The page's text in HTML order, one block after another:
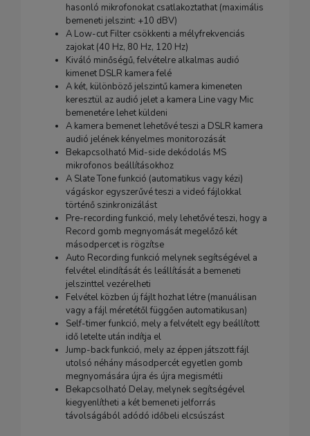
hasonló mikrofonokat csatlakoztathat (maximális
bemeneti jelszint: +10 dBV)
A Low-cut Filter csökkenti a mélyfrekvenciás
zajokat (40 Hz, 80 Hz, 120 Hz)
Kiváló minőségű, felvételre alkalmas audió
kimenet DSLR kamera felé
A két, különböző jelszintű kamera kimeneten
keresztül az audió jelet a kamera Line vagy Mic
bemenetére lehet küldeni
A kamera bemenet lehetővé teszi a DSLR kamera
audió jelének kényelmes monitorozását
Bekapcsolható Mid-side dekódolás MS
mikrofonos beállításokhoz
A Slate Tone funkció (automatikus vagy kézi)
vágáskor egyszerűvé teszi a videó fájlokkal
történő szinkronizálást
Pre-recording funkció, mely lehetővé teszi, hogy a
Record gomb megnyomását megelőző két
másodpercet is rögzítse
Auto Recording funkció melynek segítségével a
felvétel elindítását és leállítását a bemeneti
jelszinttel vezérelheti
Felvétel közben új fájlt hozhat létre (manuálisan
vagy a fájl méretétől függően automatikusan)
Self-timer funkció, mely a felvételt egy beállított
idő letelte után indítja el
Jump-back funkció, mely az éppen játszott fájl
utolsó néhány másodpercét egyetlen gomb
megnyomására újra és újra megismétli
Bekapcsolható Delay, melynek segítségével
kiegyenlítheti a két bemeneti jelforrás
távolságából adódó időbeli elcsúszást